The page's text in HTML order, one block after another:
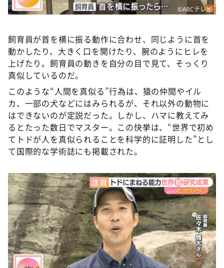
©ABCテレビ
飼育員が首を横に振る動作に合わせ、同じように首を
動かしたり、大きく口を開けたり、腕のようにヒレを
上げたり。飼育員の動きを自分の目で見て、そっくり
真似しているのだ。
このような“人間を真似る”行為は、猿の仲間やイル
カ、一部の犬などにはみられるが、それ以外の動物に
はできないのが定説だった。しかし、ハマに教えてみ
るとたった数日でマスター。この快挙は、“世界で初め
てトドが人を真似られることを科学的に証明した”とし
て国際的な学術誌にも掲載された。